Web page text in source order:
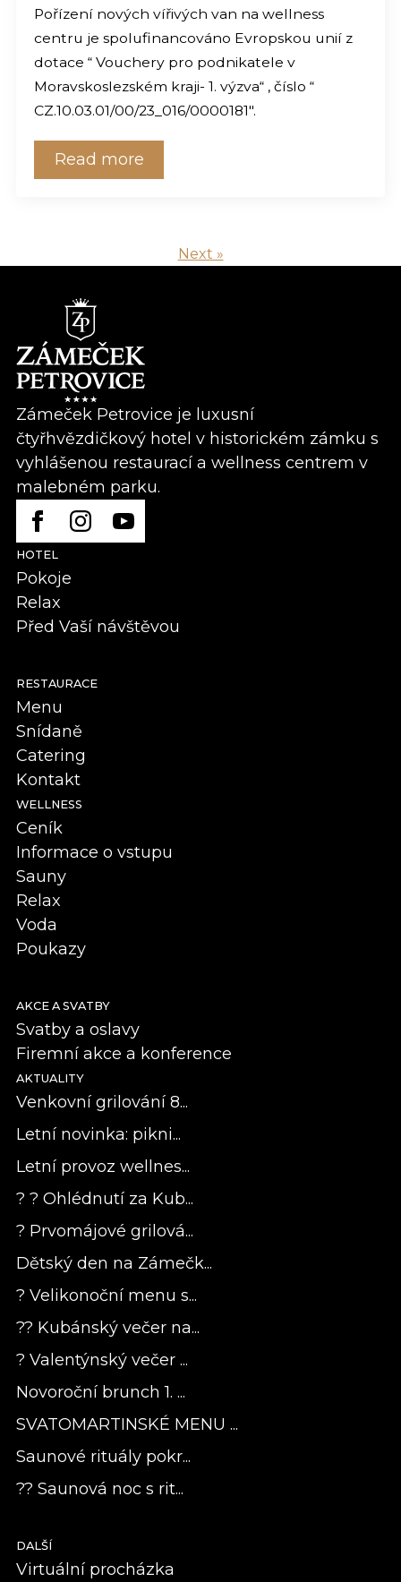
Pořízení nových vířivých van na wellness
centru je spolufinancováno Evropskou unií z
dotace “ Vouchery pro podnikatele v
Moravskoslezském kraji- 1. výzva“ , číslo “
CZ.10.03.01/00/23_016/0000181″.
Read more
Next »
Zámeček Petrovice je luxusní
čtyřhvězdičkový hotel v historickém zámku s
vyhlášenou restaurací a wellness centrem v
malebném parku.
HOTEL
Pokoje
Relax
Před Vaší návštěvou
RESTAURACE
Menu
Snídaně
Catering
Kontakt
WELLNESS
Ceník
Informace o vstupu
Sauny
Relax
Voda
Poukazy
AKCE A SVATBY
Svatby a oslavy
Firemní akce a konference
AKTUALITY
Venkovní grilování 8...
Letní novinka: pikni...
Letní provoz wellnes...
? ? Ohlédnutí za Kub...
? Prvomájové grilová...
Dětský den na Zámečk...
? Velikonoční menu s...
?? Kubánský večer na...
? Valentýnský večer ...
Novoroční brunch 1. ...
SVATOMARTINSKÉ MENU ...
Saunové rituály pokr...
?? Saunová noc s rit...
DALŠÍ
Virtuální procházka